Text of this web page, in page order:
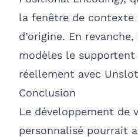
la fenêtre de
d’origine. En
modèles le supportent
réellement avec
Conclusion
Le développement de
personnalisé pourrait